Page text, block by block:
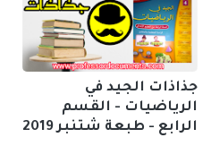
جذاذات الجيد في
الرياضيات - القسم
الرابع - طبعة شتنبر 2019